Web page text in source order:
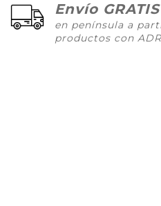
Envío GRATIS
en península a
productos con